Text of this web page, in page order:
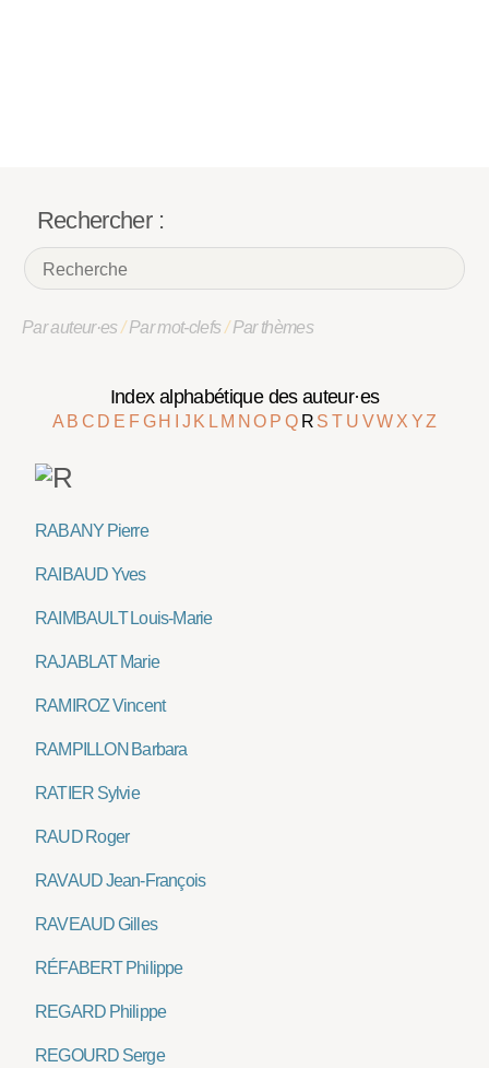
Rechercher :
Par auteur·es/Par mot-clefs/Par thèmes
Index alphabétique des auteur·es
A B C D E F G H J K L M NO P Q R ST U VW X YZ
RABANY Pierre
RAIBAUD Yves
RAIMBAULT Louis-Marie
RAJABLAT Marie
RAMIROZ Vincent
RAMPILLON Barbara
RATIER Sylvie
RAUD Roger
RAVAUD Jean-François
RAVEAUD Gilles
RÉFABERT Philippe
REGARD Philippe
REGOURD Serge